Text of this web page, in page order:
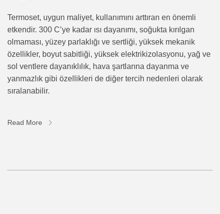
Termoset, uygun maliyet, kullanımını arttıran en önemli
etkendir. 300 C’ye kadar ısı dayanımı, soğukta kırılgan
olmaması, yüzey parlaklığı ve sertliği, yüksek mekanik
özellikler, boyut sabitliği, yüksek elektrikizolasyonu, yağ ve
sol ventlere dayanıklılık, hava şartlarına dayanma ve
yanmazlık gibi özellikleri de diğer tercih nedenleri olarak
sıralanabilir.
Read More